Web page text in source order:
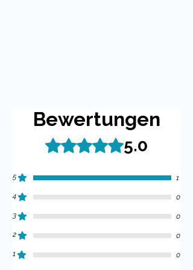
Bewertungen
Mit 5 von 5 Sternen bewertet.
5.0
5 1
4 0
3 0
2 0
1 0